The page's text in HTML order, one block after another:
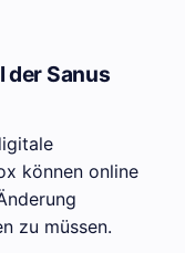
der Sanus
können online
zu müssen.